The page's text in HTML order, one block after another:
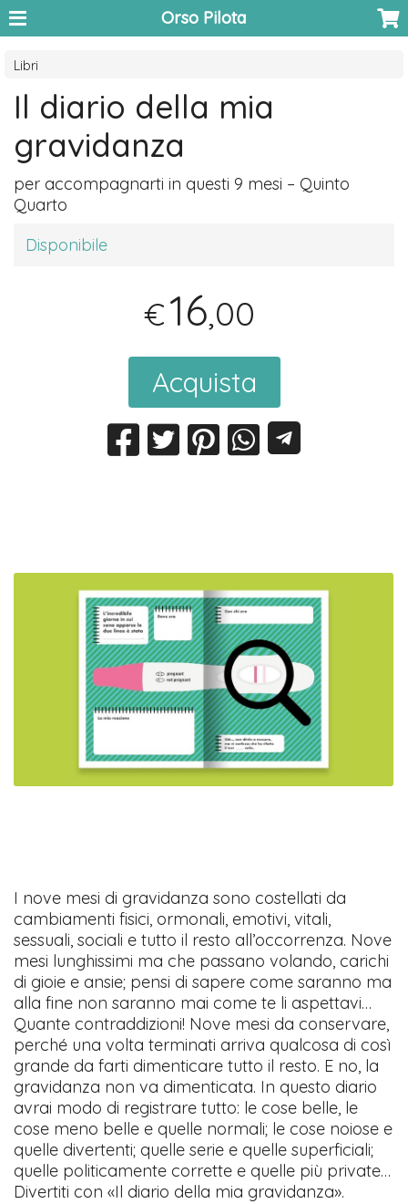
Orso Pilota
Libri
Il diario della mia
gravidanza
per accompagnarti in questi 9 mesi – Quinto
Quarto
Disponibile
€16,00
Acquista
I nove mesi di gravidanza sono costellati da
cambiamenti fisici, ormonali, emotivi, vitali,
sessuali, sociali e tutto il resto all’occorrenza. Nove
mesi lunghissimi ma che passano volando, carichi
di gioie e ansie; pensi di sapere come saranno ma
alla fine non saranno mai come te li aspettavi…
Quante contraddizioni! Nove mesi da conservare,
perché una volta terminati arriva qualcosa di così
grande da farti dimenticare tutto il resto. E no, la
gravidanza non va dimenticata. In questo diario
avrai modo di registrare tutto: le cose belle, le
cose meno belle e quelle normali; le cose noiose e
quelle divertenti; quelle serie e quelle superficiali;
quelle politicamente corrette e quelle più private…
Divertiti con «Il diario della mia gravidanza».